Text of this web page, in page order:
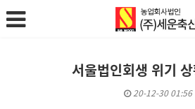
서울법인회생 위기
20-12-30 01:56